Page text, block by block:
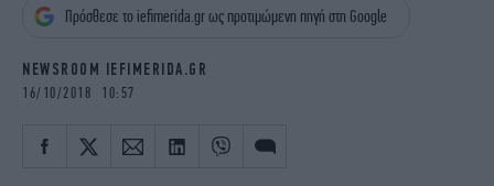
iBOOKS
ΖΩΔΙΑ
MEDIA
NEWSLETTER
Πρόσθεσε το iefimerida.gr ως προτιμώμενη πηγή στη Google
NEWSROOM IEFIMERIDA.GR
16/10/2018 10:57